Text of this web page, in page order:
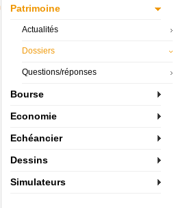
Patrimoine
Actualités
Dossiers
Questions/réponses
Bourse
Economie
Echéancier
Dessins
Simulateurs